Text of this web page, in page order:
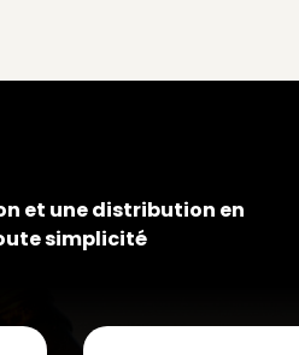
et une distribution en
simplicité